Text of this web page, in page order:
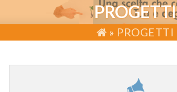
PROGETTI
» PROGETTI